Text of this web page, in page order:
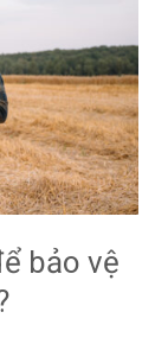
bảo vệ